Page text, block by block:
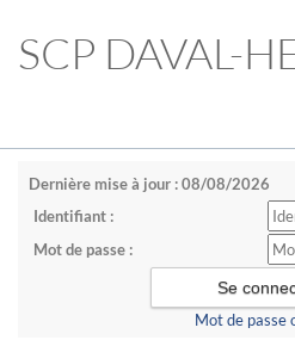
SCP DAVAL-
Dernière mise à jour : 08/08/2026
Identifiant :
Mot de passe :
Mot de passe